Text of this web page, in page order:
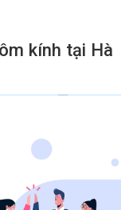
kính tại Hà